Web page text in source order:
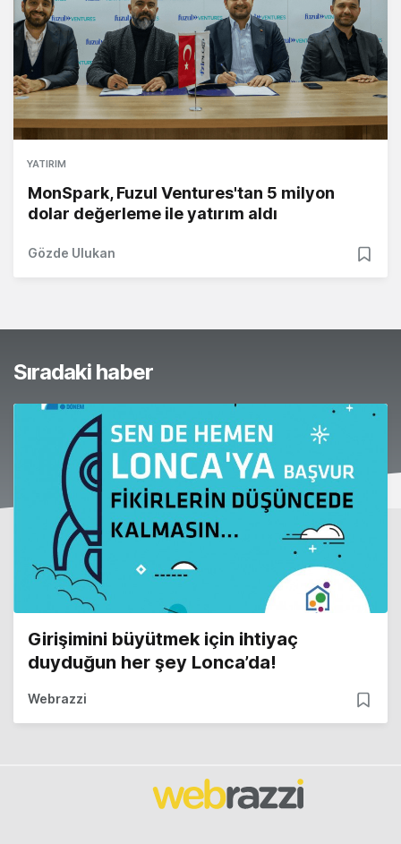
YATIRIM
MonSpark, Fuzul Ventures'tan 5 milyon
dolar değerleme ile yatırım aldı
Gözde Ulukan
Sıradaki haber
Girişimini büyütmek için ihtiyaç
duyduğun her şey Lonca’da!
Webrazzi